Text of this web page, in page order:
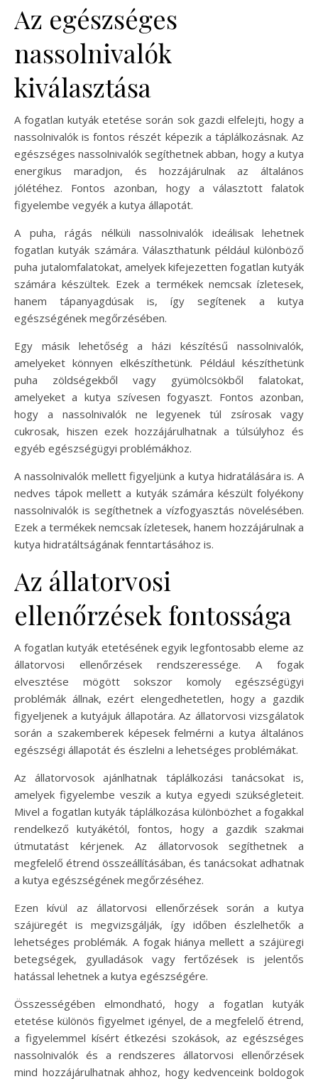
Az egészséges
nassolnivalók
kiválasztása
A fogatlan kutyák etetése során sok gazdi elfelejti, hogy a
nassolnivalók is fontos részét képezik a táplálkozásnak. Az
egészséges nassolnivalók segíthetnek abban, hogy a kutya
energikus maradjon, és hozzájárulnak az általános
jólétéhez. Fontos azonban, hogy a választott falatok
figyelembe vegyék a kutya állapotát.
A puha, rágás nélküli nassolnivalók ideálisak lehetnek
fogatlan kutyák számára. Választhatunk például különböző
puha jutalomfalatokat, amelyek kifejezetten fogatlan kutyák
számára készültek. Ezek a termékek nemcsak ízletesek,
hanem tápanyagdúsak is, így segítenek a kutya
egészségének megőrzésében.
Egy másik lehetőség a házi készítésű nassolnivalók,
amelyeket könnyen elkészíthetünk. Például készíthetünk
puha zöldségekből vagy gyümölcsökből falatokat,
amelyeket a kutya szívesen fogyaszt. Fontos azonban,
hogy a nassolnivalók ne legyenek túl zsírosak vagy
cukrosak, hiszen ezek hozzájárulhatnak a túlsúlyhoz és
egyéb egészségügyi problémákhoz.
A nassolnivalók mellett figyeljünk a kutya hidratálására is. A
nedves tápok mellett a kutyák számára készült folyékony
nassolnivalók is segíthetnek a vízfogyasztás növelésében.
Ezek a termékek nemcsak ízletesek, hanem hozzájárulnak a
kutya hidratáltságának fenntartásához is.
Az állatorvosi
ellenőrzések fontossága
A fogatlan kutyák etetésének egyik legfontosabb eleme az
állatorvosi ellenőrzések rendszeressége. A fogak
elvesztése mögött sokszor komoly egészségügyi
problémák állnak, ezért elengedhetetlen, hogy a gazdik
figyeljenek a kutyájuk állapotára. Az állatorvosi vizsgálatok
során a szakemberek képesek felmérni a kutya általános
egészségi állapotát és észlelni a lehetséges problémákat.
Az állatorvosok ajánlhatnak táplálkozási tanácsokat is,
amelyek figyelembe veszik a kutya egyedi szükségleteit.
Mivel a fogatlan kutyák táplálkozása különbözhet a fogakkal
rendelkező kutyákétól, fontos, hogy a gazdik szakmai
útmutatást kérjenek. Az állatorvosok segíthetnek a
megfelelő étrend összeállításában, és tanácsokat adhatnak
a kutya egészségének megőrzéséhez.
Ezen kívül az állatorvosi ellenőrzések során a kutya
szájüregét is megvizsgálják, így időben észlelhetők a
lehetséges problémák. A fogak hiánya mellett a szájüregi
betegségek, gyulladások vagy fertőzések is jelentős
hatással lehetnek a kutya egészségére.
Összességében elmondható, hogy a fogatlan kutyák
etetése különös figyelmet igényel, de a megfelelő étrend,
a figyelemmel kísért étkezési szokások, az egészséges
nassolnivalók és a rendszeres állatorvosi ellenőrzések
mind hozzájárulhatnak ahhoz, hogy kedvenceink boldogok